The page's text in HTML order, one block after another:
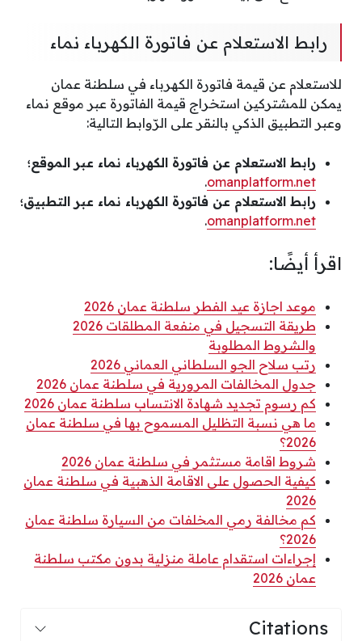
رابط الاستعلام عن فاتورة الكهرباء نماء
للاستعلام عن قيمة فاتورة الكهرباء في سلطنة عمان
يمكن للمشتركين استخراج قيمة الفاتورة عبر موقع نماء
وعبر التطبيق الذكي بالنقر على الرّوابط التالية:
رابط الاستعلام عن فاتورة الكهرباء نماء عبر الموقع؛
omanplatform.net
.
رابط الاستعلام عن فاتورة الكهرباء نماء عبر التطبيق؛
omanplatform.net
.
اقرأ أيضًا:
موعد اجازة عيد الفطر سلطنة عمان 2026
طريقة التسجيل في منفعة المطلقات 2026
والشروط المطلوبة
رتب سلاح الجو السلطاني العماني 2026
جدول المخالفات المرورية في سلطنة عمان 2026
كم رسوم تجديد شهادة الانتساب سلطنة عمان 2026
ما هي نسبة التظليل المسموح بها في سلطنة عمان
2026؟
شروط اقامة مستثمر في سلطنة عمان 2026
كيفية الحصول على الاقامة الذهبية في سلطنة عمان
2026
كم مخالفة رمي المخلفات من السيارة سلطنة عمان
2026؟
إجراءات استقدام عاملة منزلية بدون مكتب سلطنة
عمان 2026
Citations